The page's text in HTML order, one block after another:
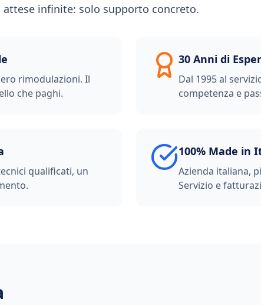
attese infinite: solo supporto concreto.
rimodulazioni. Il
che paghi.
30 Anni di
Dal 1995 al
competenza e
qualificati, un
100% Made in
Azienda italiana,
Servizio e